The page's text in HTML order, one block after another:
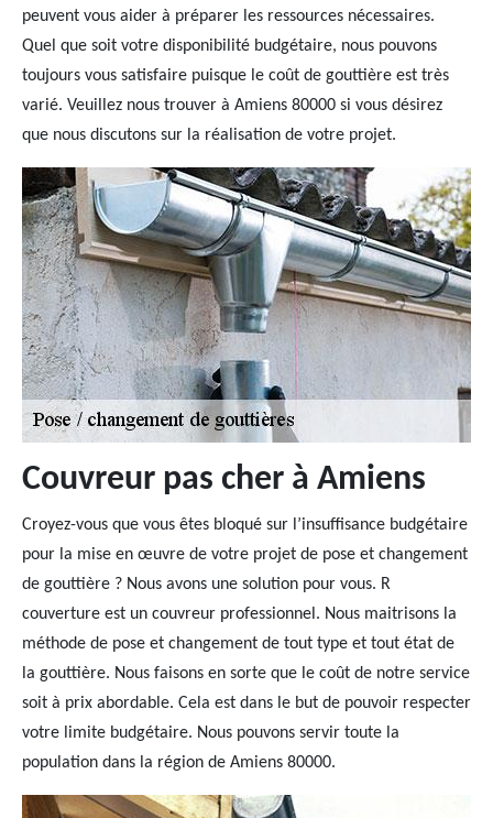
peuvent vous aider à préparer les ressources nécessaires.
Quel que soit votre disponibilité budgétaire, nous pouvons
toujours vous satisfaire puisque le coût de gouttière est très
varié. Veuillez nous trouver à Amiens 80000 si vous désirez
que nous discutons sur la réalisation de votre projet.
Couvreur pas cher à Amiens
Croyez-vous que vous êtes bloqué sur l’insuffisance budgétaire
pour la mise en œuvre de votre projet de pose et changement
de gouttière ? Nous avons une solution pour vous. R
couverture est un couvreur professionnel. Nous maitrisons la
méthode de pose et changement de tout type et tout état de
la gouttière. Nous faisons en sorte que le coût de notre service
soit à prix abordable. Cela est dans le but de pouvoir respecter
votre limite budgétaire. Nous pouvons servir toute la
population dans la région de Amiens 80000.